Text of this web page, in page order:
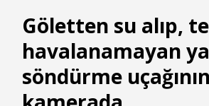
Göletten su alıp,
havalanamayan
söndürme